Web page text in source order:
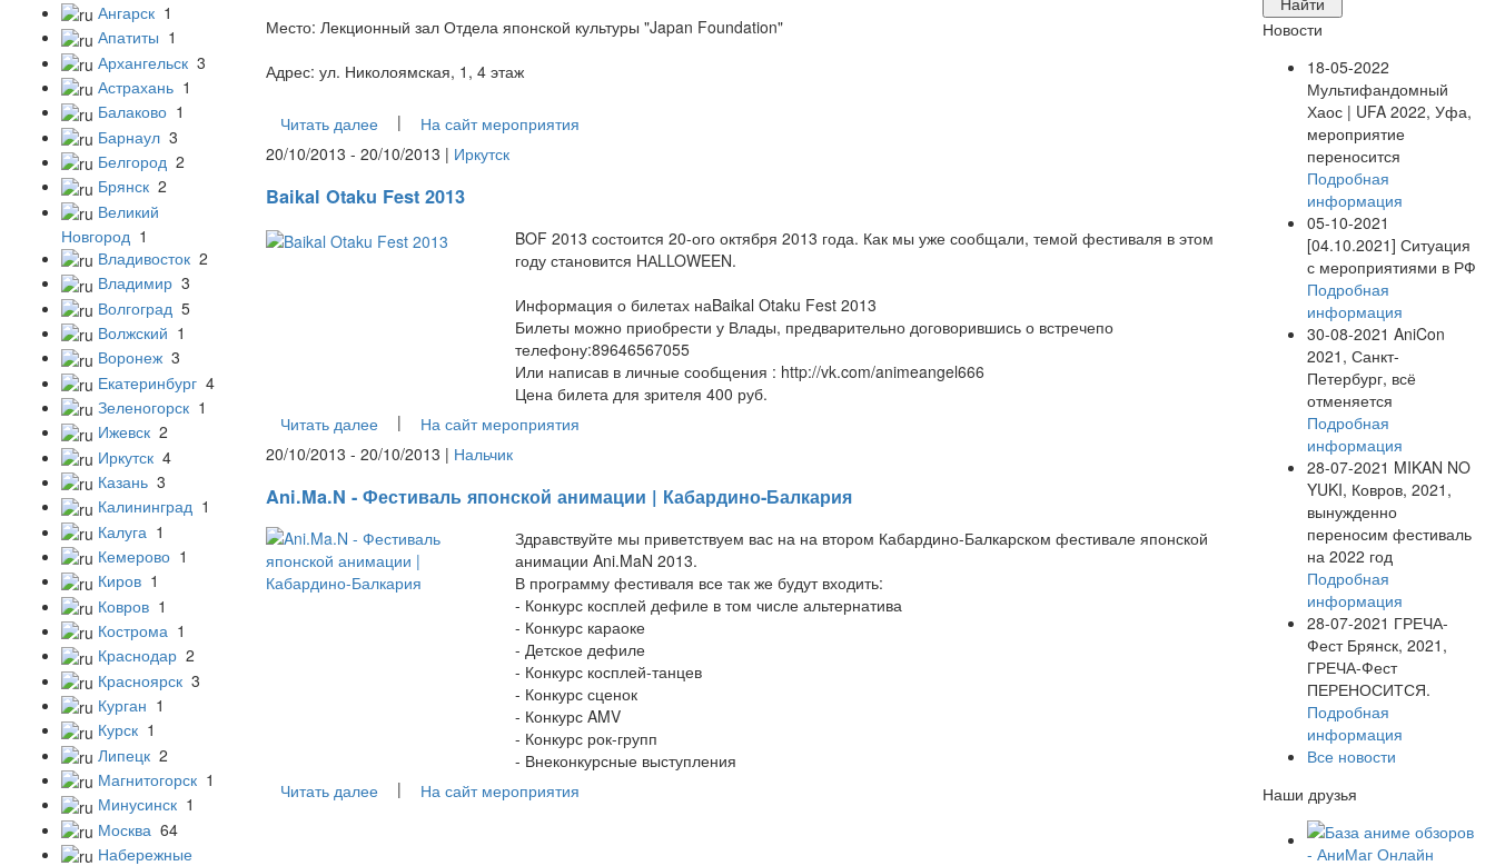
Ангарск 1
Апатиты 1
Архангельск 3
Астрахань 1
Балаково 1
Барнаул 3
Белгород 2
Брянск 2
Великий
Новгород 1
Владивосток 2
Владимир 3
Волгоград 5
Волжский 1
Воронеж 3
Екатеринбург 4
Зеленогорск 1
Ижевск 2
Иркутск 4
Казань 3
Калининград 1
Калуга 1
Кемерово 1
Киров 1
Ковров 1
Кострома 1
Краснодар 2
Красноярск 3
Курган 1
Курск 1
Липецк 2
Магнитогорск 1
Минусинск 1
Москва 64
Набережные
Место: Лекционный зал Отдела японской культуры "Japan Foundation"
Адрес: ул. Николоямская, 1, 4 этаж
Читать далее |
На сайт мероприятия
20/10/2013 - 20/10/2013 | Иркутск
Baikal Otaku Fest 2013
BOF 2013 состоится 20-ого октября 2013 года. Как мы уже сообщали, темой фестиваля в этом
году становится HАLLOWEEN.
Информация о билетах наBaikal Otaku Fest 2013
Билеты можно приобрести у Влады, предварительно договорившись о встречепо
телефону:89646567055
Или написав в личные сообщения : http://vk.com/animeangel666
Цена билета для зрителя 400 руб.
Читать далее
|
На сайт мероприятия
20/10/2013 - 20/10/2013 | Нальчик
Ani.Ma.N - Фестиваль японской анимации | Кабардино-Балкария
Здравствуйте мы приветствуем вас на на втором Кабардино-Балкарском фестивале японской
анимации Ani.MaN 2013.
В программу фестиваля все так же будут входить:
- Конкурс косплей дефиле в том числе альтернатива
- Конкурс караоке
- Детское дефиле
- Конкурс косплей-танцев
- Конкурс сценок
- Конкурс AMV
- Конкурс рок-групп
- Внеконкурсные выступления
Читать далее
| На сайт мероприятия
Новости
18-05-2022
Мультифандомный
Хаос | UFA 2022, Уфа,
мероприятие
переносится
Подробная
информация
05-10-2021
[04.10.2021] Ситуация
с мероприятиями в РФ
Подробная
информация
30-08-2021 AniCon
2021, Санкт-
Петербург, всё
отменяется
Подробная
информация
28-07-2021 MIKAN NO
YUKI, Ковров, 2021,
вынужденно
переносим фестиваль
на 2022 год
Подробная
информация
28-07-2021 ГРЕЧА-
Фест Брянск, 2021,
ГРЕЧА-Фест
ПЕРЕНОСИТСЯ.
Подробная
информация
Все новости
Наши друзья